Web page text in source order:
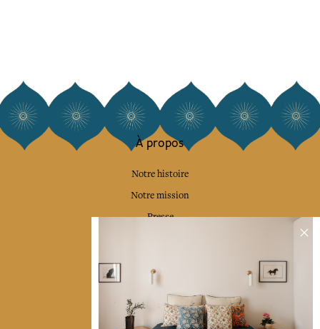
À propos
Notre histoire
Notre mission
Presse
Collections
Déco & Linge de maison